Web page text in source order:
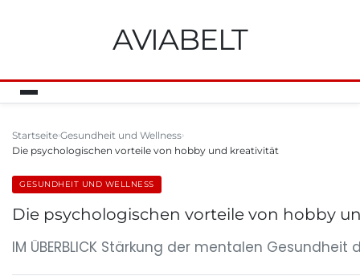
AVIABELT
Startseite Gesundheit und Wellness
Die psychologischen vorteile von hobby und kreativität
GESUNDHEIT UND WELLNESS
Die psychologischen vorteile von hobby
IM ÜBERBLICK Stärkung der mentalen